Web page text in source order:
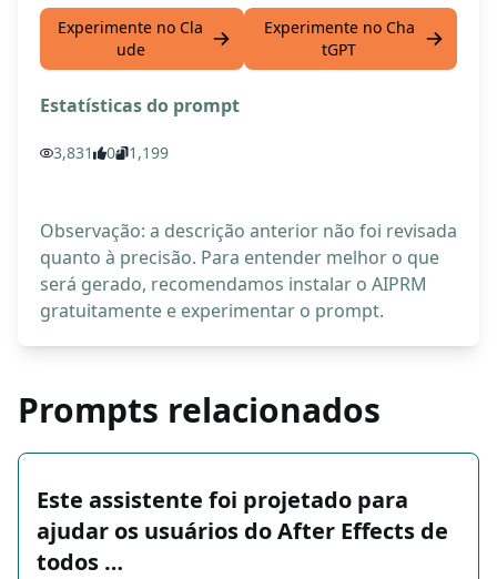
Experimente no Cla
ude
Experimente no Cha
tGPT
Estatísticas do prompt
3,831 0 1,199
Observação: a descrição anterior não foi revisada
quanto à precisão. Para entender melhor o que
será gerado, recomendamos instalar o AIPRM
gratuitamente e experimentar o prompt.
Prompts relacionados
Este assistente foi projetado para
ajudar os usuários do After Effects de
todos …